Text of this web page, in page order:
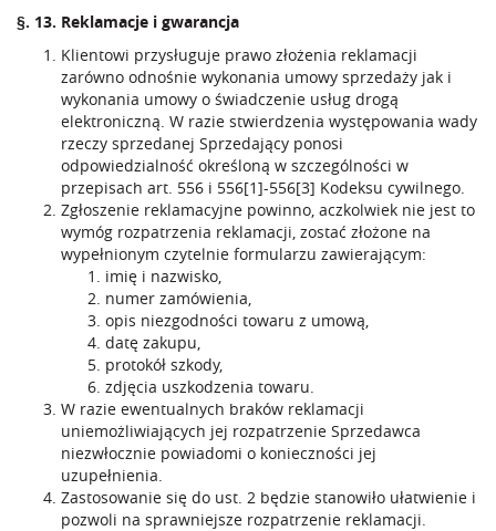
§. 13. Reklamacje i gwarancja
Klientowi przysługuje prawo złożenia reklamacji
zarówno odnośnie wykonania umowy sprzedaży jak i
wykonania umowy o świadczenie usług drogą
elektroniczną. W razie stwierdzenia występowania wady
rzeczy sprzedanej Sprzedający ponosi
odpowiedzialność określoną w szczególności w
przepisach art. 556 i 556[1]-556[3] Kodeksu cywilnego.
Zgłoszenie reklamacyjne powinno, aczkolwiek nie jest to
wymóg rozpatrzenia reklamacji, zostać złożone na
wypełnionym czytelnie formularzu zawierającym:
imię i nazwisko,
numer zamówienia,
opis niezgodności towaru z umową,
datę zakupu,
protokół szkody,
zdjęcia uszkodzenia towaru.
W razie ewentualnych braków reklamacji
uniemożliwiających jej rozpatrzenie Sprzedawca
niezwłocznie powiadomi o konieczności jej
uzupełnienia.
Zastosowanie się do ust. 2 będzie stanowiło ułatwienie i
pozwoli na sprawniejsze rozpatrzenie reklamacji.